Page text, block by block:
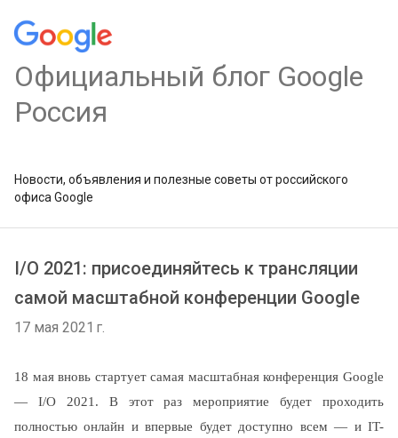
Официальный блог Google
Россия
Новости, объявления и полезные советы от российского
офиса Google
I/O 2021: присоединяйтесь к трансляции
самой масштабной конференции Google
17 мая 2021 г.
18 мая вновь стартует самая масштабная конференция Google
— I/O 2021. В этот раз мероприятие будет проходить
полностью онлайн и впервые будет доступно всем — и IT-